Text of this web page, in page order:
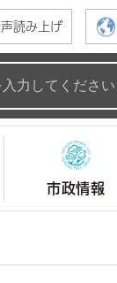
読み上げ
市政情報